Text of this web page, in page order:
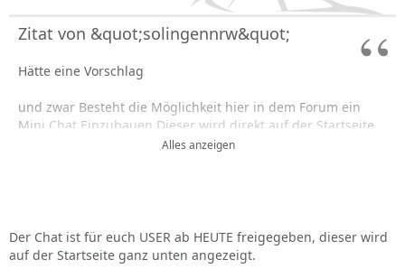
Zitat von &quot;solingennrw&quot;
Hätte eine Vorschlag
und zwar Besteht die Möglichkeit hier in dem Forum ein
Mini Chat Einzubauen.Dieser wird direkt auf der Startseite
dieses Forum´s angezeigt .
Soll er für Registrierte Mitglieder oder auch für Gäste
sichtbar sein ?
Alles anzeigen
Der Chat ist für euch USER ab HEUTE freigegeben, dieser wird
auf der Startseite ganz unten angezeigt.